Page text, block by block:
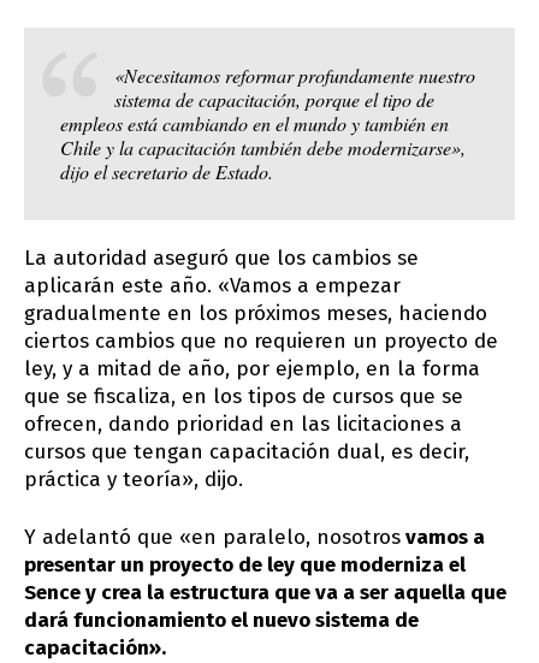
«Necesitamos reformar profundamente nuestro
sistema de capacitación, porque el tipo de
empleos está cambiando en el mundo y también en
Chile y la capacitación también debe modernizarse»,
dijo el secretario de Estado.
La autoridad aseguró que los cambios se
aplicarán este año. «Vamos a empezar
gradualmente en los próximos meses, haciendo
ciertos cambios que no requieren un proyecto de
ley, y a mitad de año, por ejemplo, en la forma
que se fiscaliza, en los tipos de cursos que se
ofrecen, dando prioridad en las licitaciones a
cursos que tengan capacitación dual, es decir,
práctica y teoría», dijo.
Y adelantó que «en paralelo, nosotrosvamos a
presentar un proyecto de ley que moderniza el
Sence y crea la estructura que va a ser aquella que
dará funcionamiento el nuevo sistema de
capacitación».